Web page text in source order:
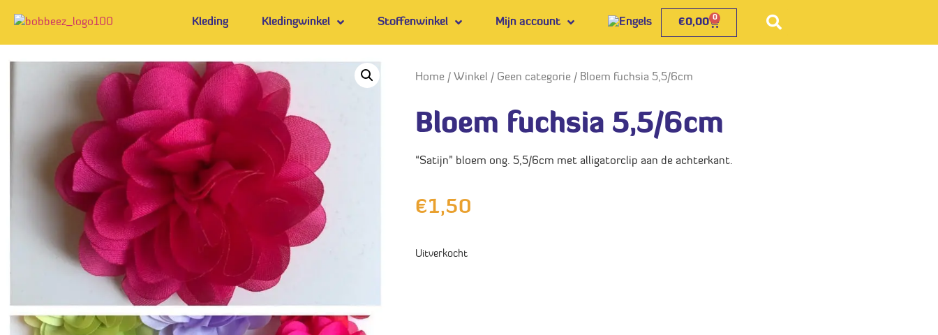
Kleding Kledingwinkel Stoffenwinkel Mijn account €0,00 0
Home / Winkel / Geen categorie / Bloem fuchsia 5,5/6cm
Bloem fuchsia 5,5/6cm
“Satijn” bloem ong. 5,5/6cm met alligatorclip aan de achterkant.
€1,50
Uitverkocht